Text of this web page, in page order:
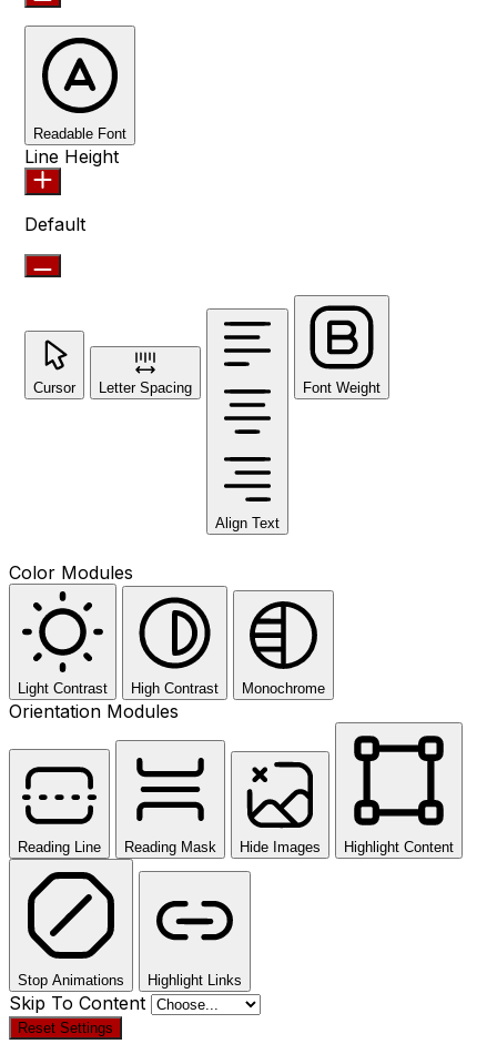
Readable Font
Line Height
Default
Cursor Letter Spacing
Align Text
Font Weight
Color Modules
Light Contrast High Contrast Monochrome
Orientation Modules
Reading Line Reading Mask Hide Images Highlight Content
Stop Animations Highlight Links
Skip To Content
Reset Settings